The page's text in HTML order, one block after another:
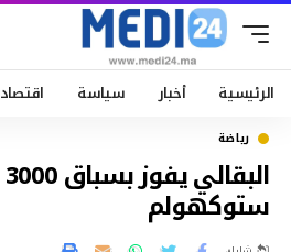
الرئيسية أخبار سياسة اقتصاد
رياضة
ستوكهولم